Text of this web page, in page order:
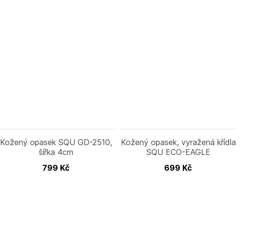
Kožený opasek SQU GD-2510,
šířka 4cm
799 Kč
Kožený opasek, vyražená křídla
SQU ECO-EAGLE
699 Kč